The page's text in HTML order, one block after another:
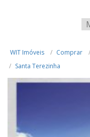
WIT Imóveis Comprar
Santa Terezinha